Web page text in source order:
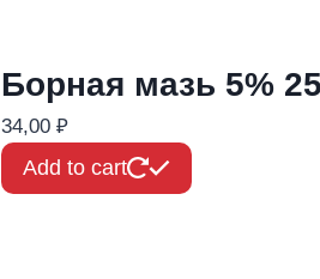
Борная мазь 5%
34,00 ₽
Add to cart